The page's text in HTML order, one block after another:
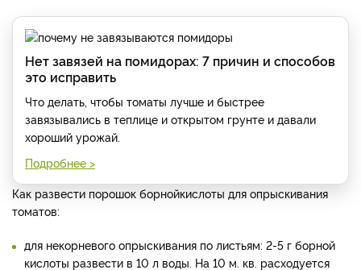
Нет завязей на помидорах: 7 причин и способов
это исправить
Что делать, чтобы томаты лучше и быстрее
завязывались в теплице и открытом грунте и давали
хороший урожай.
Подробнее >
Как развести порошок борнойкислоты для опрыскивания
томатов:
для некорневого опрыскивания по листьям: 2-5 г борной
кислоты развести в 10 л воды. На 10 м. кв. расходуется